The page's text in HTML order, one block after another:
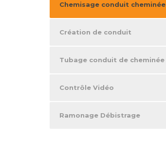
Chemisage conduit cheminée
Création de conduit
Tubage conduit de cheminée
Contrôle Vidéo
Ramonage Débistrage